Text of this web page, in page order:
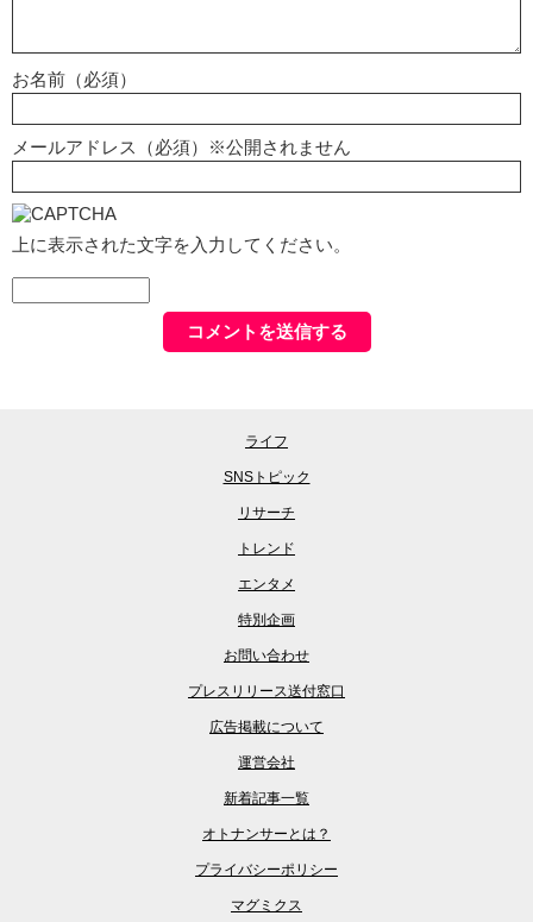
お名前（必須）
メールアドレス（必須）※公開されません
上に表示された文字を入力してください。
ライフ
SNSトピック
リサーチ
トレンド
エンタメ
特別企画
お問い合わせ
プレスリリース送付窓口
広告掲載について
運営会社
新着記事一覧
オトナンサーとは？
プライバシーポリシー
マグミクス